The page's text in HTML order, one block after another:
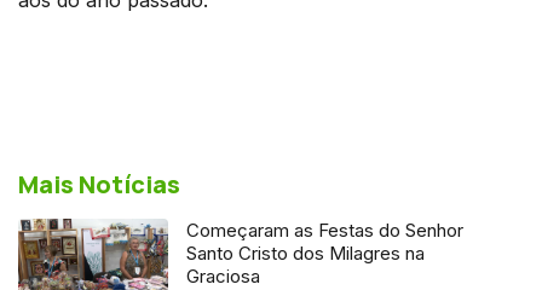
Mais Notícias
Começaram as Festas do Senhor
Santo Cristo dos Milagres na
Graciosa